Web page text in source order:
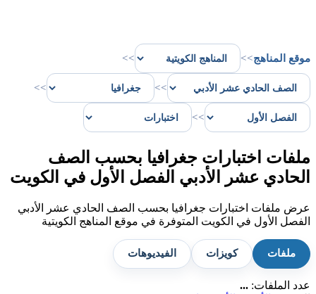
موقع المناهج>>
>>
>>
>>
>>
ملفات اختبارات جغرافيا بحسب الصف
الحادي عشر الأدبي الفصل الأول في الكويت
عرض ملفات اختبارات جغرافيا بحسب الصف الحادي عشر الأدبي
الفصل الأول في الكويت المتوفرة في موقع المناهج الكويتية
ملفات كويزات الفيديوهات
عدد الملفات: ...